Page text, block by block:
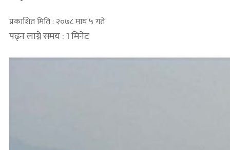
प्रकाशित मिति : २०७८ माघ ५ गते
पढ्न लाग्ने समय : 1 मिनेट